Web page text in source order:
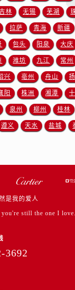
林 无锡 芜湖
拉萨 青海 新疆
包头 阳泉 大庆
潍坊 九江 常州
兴 亳州 舟山
阳 株洲 湘潭
泉州 柳州 桂林
遵义 天水 盐城
是我的爱人
still the one I
3692